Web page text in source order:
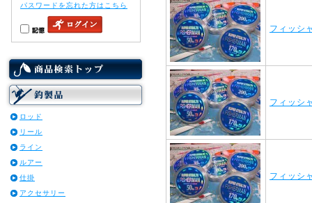
パスワードを忘れた方はこちら
ロッド
リール
ライン
ルアー
仕掛
アクセサリー
フィッシ
フィッシ
フィッシ